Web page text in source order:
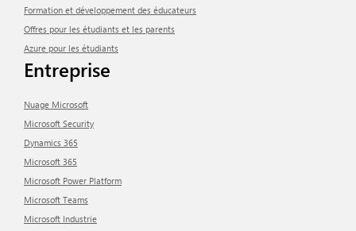
Formation et développement des éducateurs
Offres pour les étudiants et les parents
Azure pour les étudiants
Entreprise
Nuage Microsoft
Microsoft Security
Dynamics 365
Microsoft 365
Microsoft Power Platform
Microsoft Teams
Microsoft Industrie